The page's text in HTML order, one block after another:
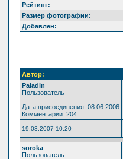
Рейтинг:
Размер фотографии:
Добавлен:
Автор:
Paladin
Пользователь
Дата присоединения: 08.06.2006
Комментарии: 204
19.03.2007 10:20
soroka
Пользователь